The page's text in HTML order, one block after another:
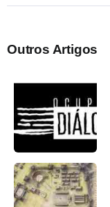
Outros Artigos